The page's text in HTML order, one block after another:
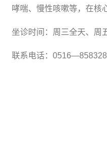
哮喘、慢性咳嗽等，在核
坐诊时间：周三全天、周
联系电话：